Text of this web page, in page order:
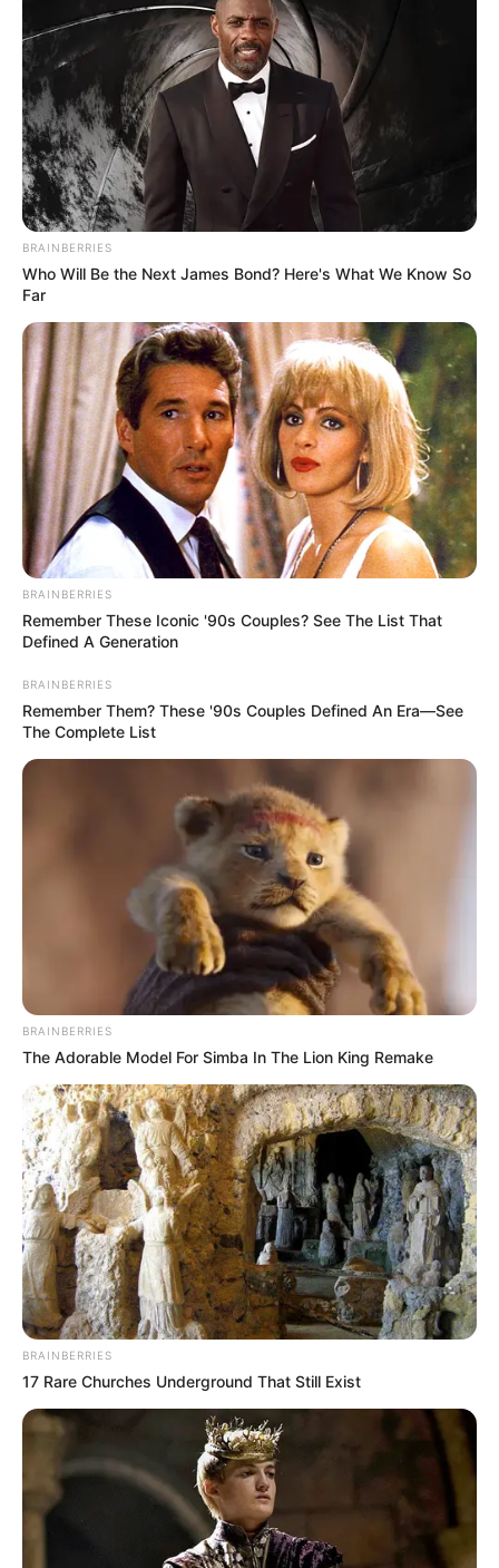
BRAINBERRIES
Who Will Be the Next James Bond? Here's What We Know So
Far
BRAINBERRIES
Remember These Iconic '90s Couples? See The List That
Defined A Generation
BRAINBERRIES
Remember Them? These '90s Couples Defined An Era—See
The Complete List
BRAINBERRIES
The Adorable Model For Simba In The Lion King Remake
BRAINBERRIES
17 Rare Churches Underground That Still Exist